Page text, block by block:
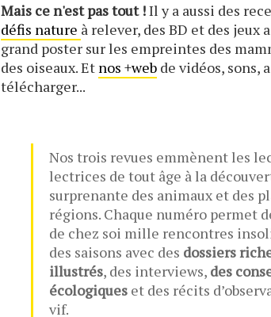
Mais ce n'est pas tout !Il y a aussi des
défis nature à relever, des BD et des jeux
grand poster sur les empreintes des
des oiseaux. Et nos +web de vidéos, sons,
télécharger...
Nos trois revues emmènent les
lectrices de tout âge à la
surprenante des animaux et des
régions. Chaque numéro permet
de chez soi mille rencontres
des saisons avec des dossiers
illustrés, des interviews, des
écologiques et des récits
vif.